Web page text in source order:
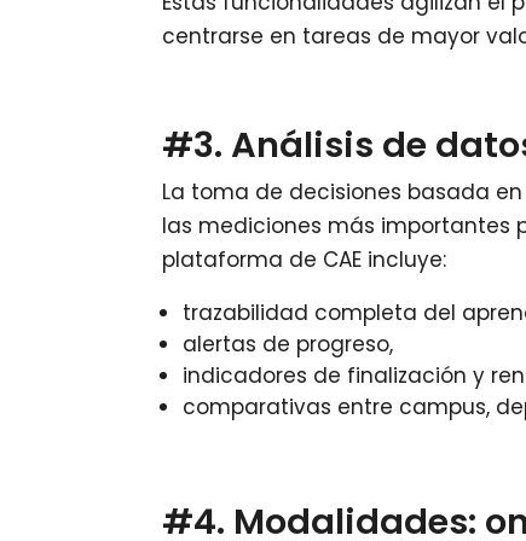
centrarse en tareas de mayor
#3. Análisis de
La toma de decisiones basada
las mediciones más importantes
plataforma de CAE incluye:
trazabilidad completa del
alertas de progreso,
indicadores de finalización y
comparativas entre campus,
#4. Modalidades: